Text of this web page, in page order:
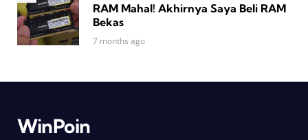
RAM Mahal! Akhirnya Saya Beli RAM
Bekas
7 months ago
WinPoin